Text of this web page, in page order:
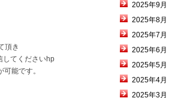
頂き
してくださいhp
能です。
2025年9月
2025年8月
2025年7月
2025年6月
2025年5月
2025年4月
2025年3月